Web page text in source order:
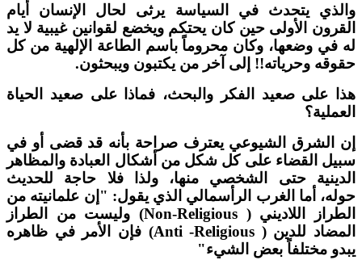
يتحدث في السياسة يرثى لحال الإنسان أيام
الأولى حين كان يحتكم ويخضع لقوانين غيبية لا يد
في وضعها، وكان محروماً باسم الطاعة الإلهية من كل
وحرياته!! إلى آخر من يكتبون ويبحثون.
على صعيد الفكر والبحث، فماذا على صعيد الحياة
الشرق الشيوعي يعترف صراحة بأنه قد قضى أو في
القضاء على كل شكل من أشكال العبادة والمظاهر
حتى الشخصي منها، ولذا فلا حاجة للحديث
أما الغرب الرأسمالي الذي يقول: "إن علمانيته من
الطراز اللاديني ( Non-Religious) وليست من الطراز
المضاد للدين ( Anti -Religious) فإن الأمر في ظاهره
مختلفاً بعض الشيء"